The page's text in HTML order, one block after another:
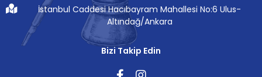
İstanbul Caddesi Hacıbayram Mahallesi No:6 Ulus-
Altındağ/Ankara
Bizi Takip Edin